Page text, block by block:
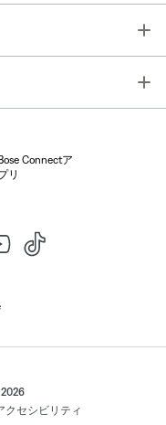
Bose Connectア
リ
クセシビリティ